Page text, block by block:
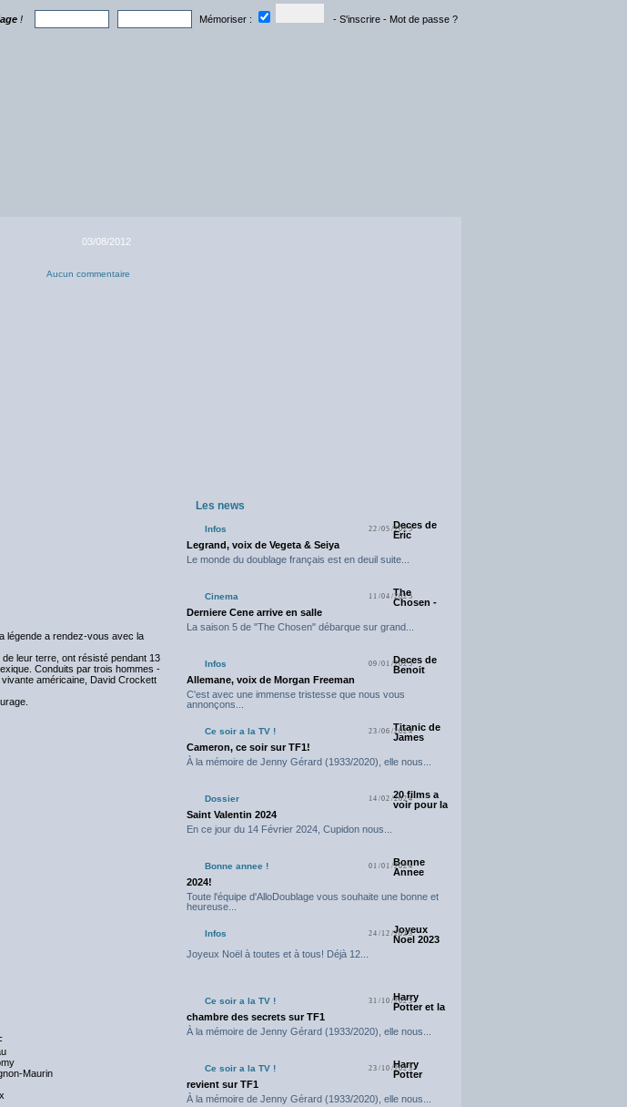
! Mémoriser : - S'inscrire- Mot de passe ?
03/08/2012
Aucun commentaire
légende a rendez-vous avec la
leur terre, ont résisté pendant 13
Conduits par trois hommes -
américaine, David Crockett
Maurin
Les news
Infos 22/05/2025Deces de
Eric
Legrand, voix de Vegeta & Seiya
Le monde du doublage français est en deuil suite...
Cinema 11/04/2025
The
Chosen -
Derniere Cene arrive en salle
La saison 5 de "The Chosen" débarque sur grand...
Infos 09/01/2025Deces de
Benoit
Allemane, voix de Morgan Freeman
C'est avec une immense tristesse que nous vous
annonçons...
Ce soir a la TV ! 23/06/2024Titanic de
James
Cameron, ce soir sur TF1!
À la mémoire de Jenny Gérard (1933/2020), elle nous...
Dossier 14/02/202420 films a
voir pour la
Saint Valentin 2024
En ce jour du 14 Février 2024, Cupidon nous...
Bonne annee ! 01/01/2024
Bonne
Annee
2024!
Toute l'équipe d'AlloDoublage vous souhaite une bonne et
heureuse...
Infos 24/12/2023
Joyeux
Noel 2023
Joyeux Noël à toutes et à tous! Déjà 12...
Ce soir a la TV ! 31/10/2023
Harry
Potter et la
chambre des secrets sur TF1
À la mémoire de Jenny Gérard (1933/2020), elle nous...
Ce soir a la TV ! 23/10/2023
Harry
Potter
revient sur TF1
À la mémoire de Jenny Gérard (1933/2020), elle nous...